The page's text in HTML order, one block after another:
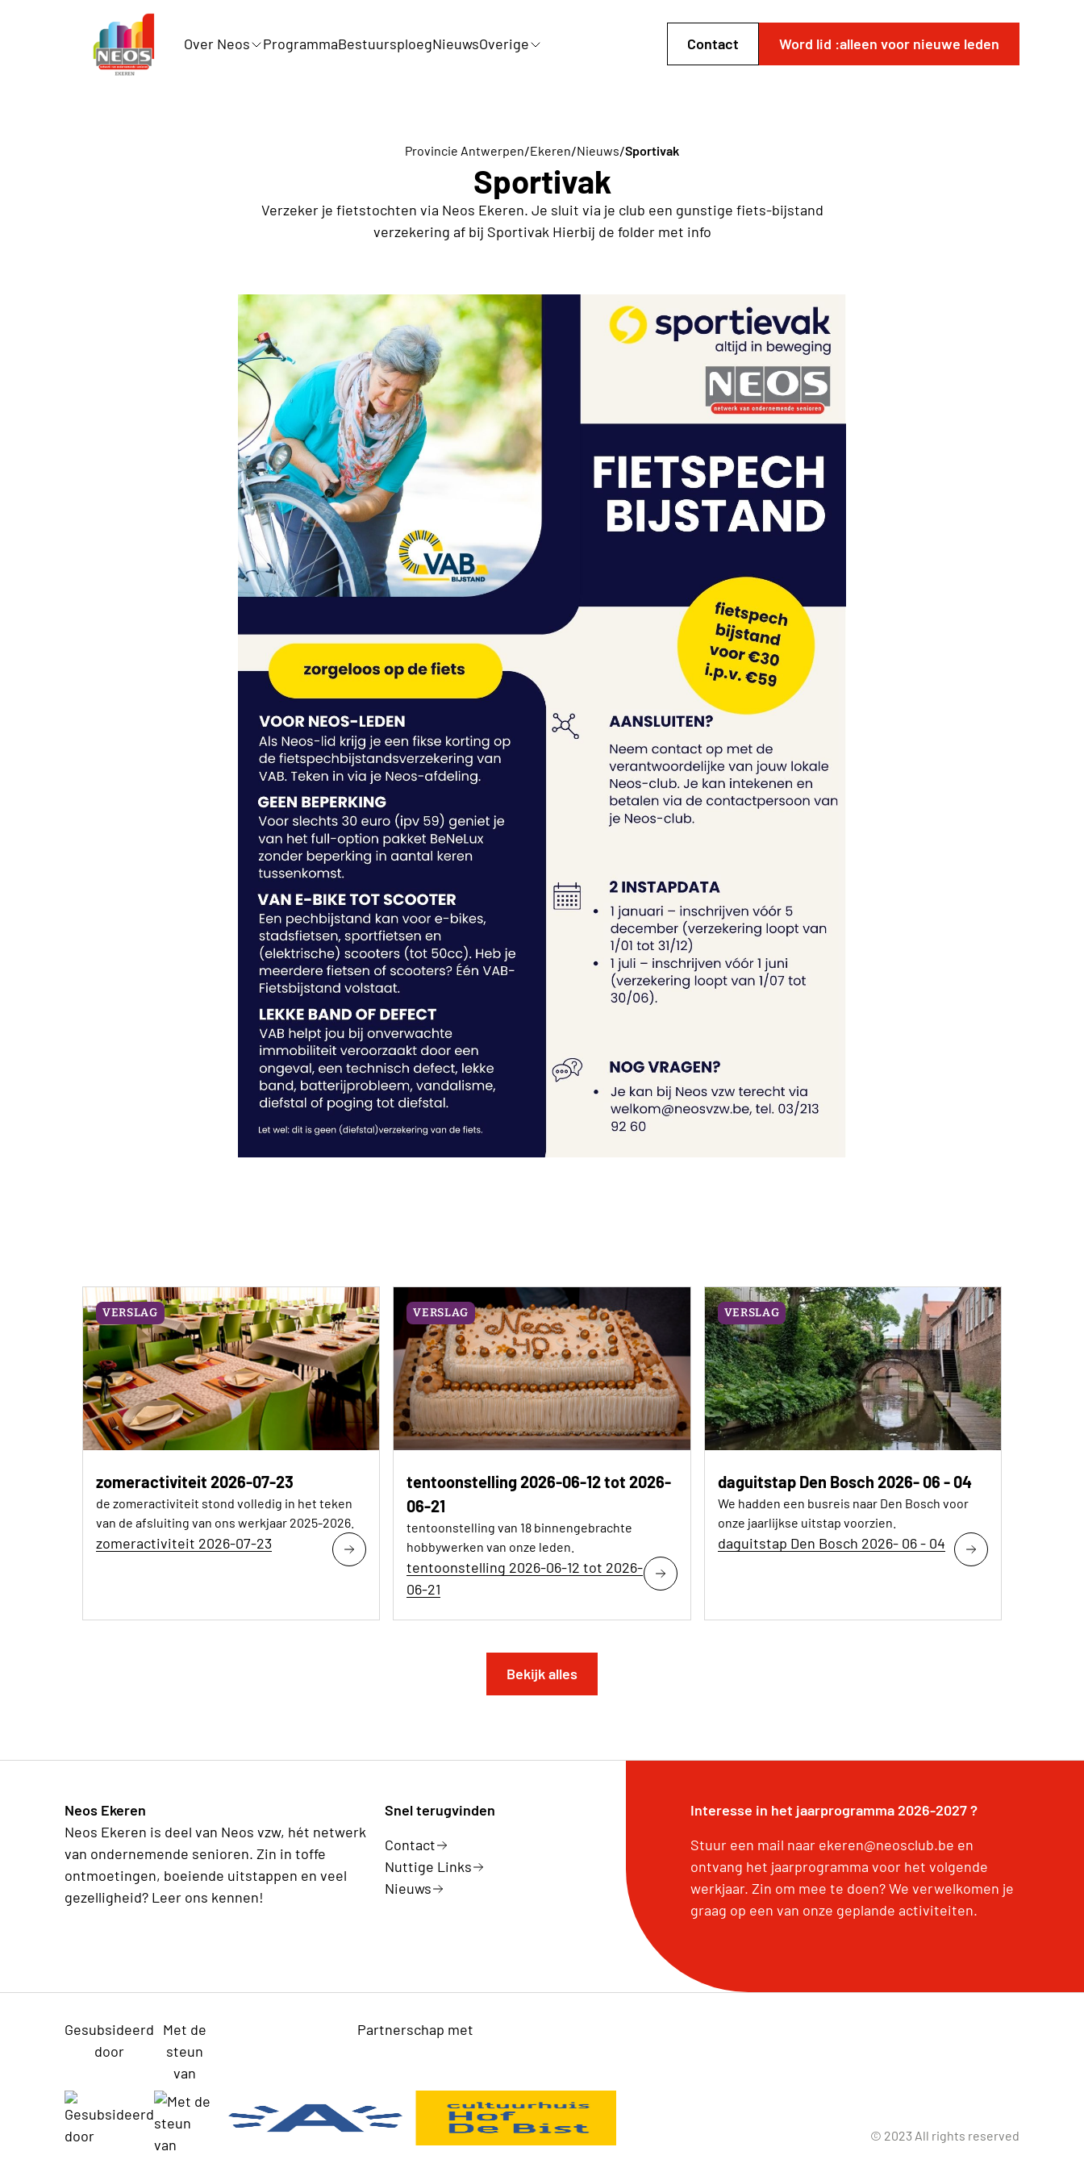
Over Neos ProgrammaBestuursploegNieuwsOverige Contact Word lid :alleen voor nieuwe leden
Provincie Antwerpen/Ekeren/Nieuws/Sportivak
Sportivak
Verzeker je fietstochten via Neos Ekeren. Je sluit via je club een gunstige fiets-bijstand
verzekering af bij Sportivak Hierbij de folder met info
VERSLAG
zomeractiviteit 2026-07-23
de zomeractiviteit stond volledig in het teken
van de afsluiting van ons werkjaar 2025-2026.
zomeractiviteit 2026-07-23
VERSLAG
tentoonstelling 2026-06-12 tot 2026-
06-21
tentoonstelling van 18 binnengebrachte
hobbywerken van onze leden.
tentoonstelling 2026-06-12 tot 2026-
06-21
VERSLAG
daguitstap Den Bosch 2026- 06 - 04
We hadden een busreis naar Den Bosch voor
onze jaarlijkse uitstap voorzien.
daguitstap Den Bosch 2026- 06 - 04
Bekijk alles
Neos Ekeren
Neos Ekeren is deel van Neos vzw, hét netwerk
van ondernemende senioren. Zin in toffe
ontmoetingen, boeiende uitstappen en veel
gezelligheid? Leer ons kennen!
Snel terugvinden
Contact
Nuttige Links
Nieuws
Interesse in het jaarprogramma 2026-2027 ?
Stuur een mail naar ekeren@neosclub.be en
ontvang het jaarprogramma voor het volgende
werkjaar. Zin om mee te doen? We verwelkomen je
graag op een van onze geplande activiteiten.
Gesubsideerd
door
Met de
steun
van
Partnerschap met
© 2023 All rights reserved